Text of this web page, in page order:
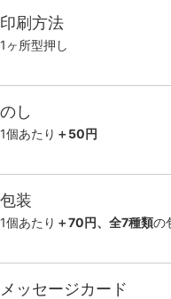
印刷方法
1ヶ所型押し
のし
1個あたり ＋50円
包装
1個あたり ＋70円、全7種類の
メッセージカード